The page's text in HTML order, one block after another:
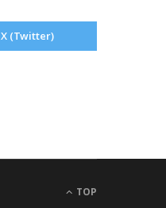
X (Twitter)
TOP